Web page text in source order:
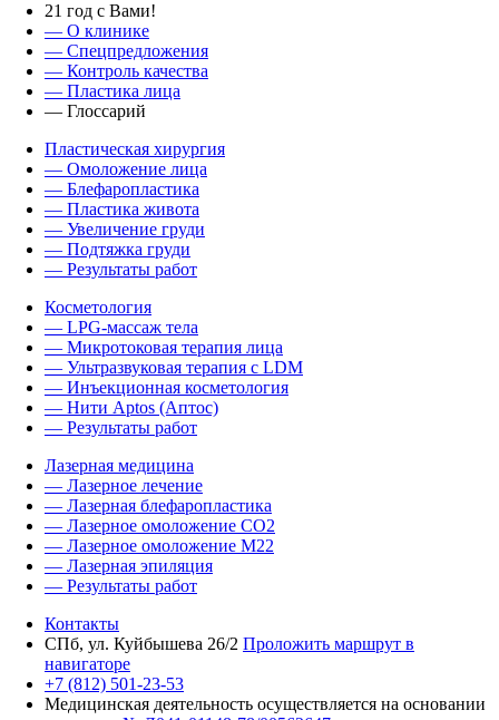
21 год с Вами!
— О клинике
— Спецпредложения
— Контроль качества
— Пластика лица
— Глоссарий
Пластическая хирургия
— Омоложение лица
— Блефаропластика
— Пластика живота
— Увеличение груди
— Подтяжка груди
— Результаты работ
Косметология
— LPG-массаж тела
— Микротоковая терапия лица
— Ультразвуковая терапия с LDM
— Инъекционная косметология
— Нити Aptos (Аптос)
— Результаты работ
Лазерная медицина
— Лазерное лечение
— Лазерная блефаропластика
— Лазерное омоложение CO2
— Лазерное омоложение M22
— Лазерная эпиляция
— Результаты работ
Контакты
СПб, ул. Куйбышева 26/2 Проложить маршрут в
навигаторе
+7 (812) 501-23-53
Медицинская деятельность осуществляется на основании